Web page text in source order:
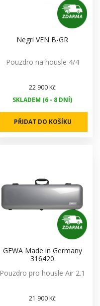
Negri VEN B-GR
Pouzdro na housle 4/4
22 900 Kč
SKLADEM (6 - 8 DNÍ)
PŘIDAT DO KOŠÍKU
GEWA Made in Germany
316420
Pouzdro pro housle Air 2.1
21 900 Kč